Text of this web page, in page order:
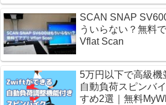
ト
SCAN SNAP
ういらない？無料
Vflat Scan
5万円以下で高級機
自動負荷スピンバ
すめ2選｜無料